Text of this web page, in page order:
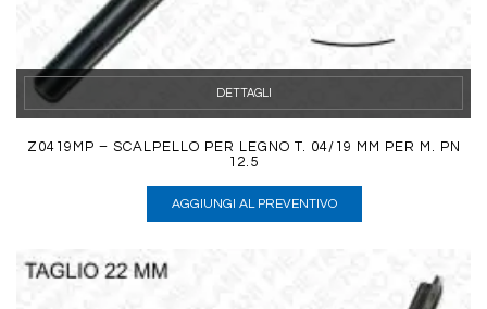
DETTAGLI
Z0419MP – SCALPELLO PER LEGNO T. 04/19 MM PER M. PN
12.5
AGGIUNGI AL PREVENTIVO